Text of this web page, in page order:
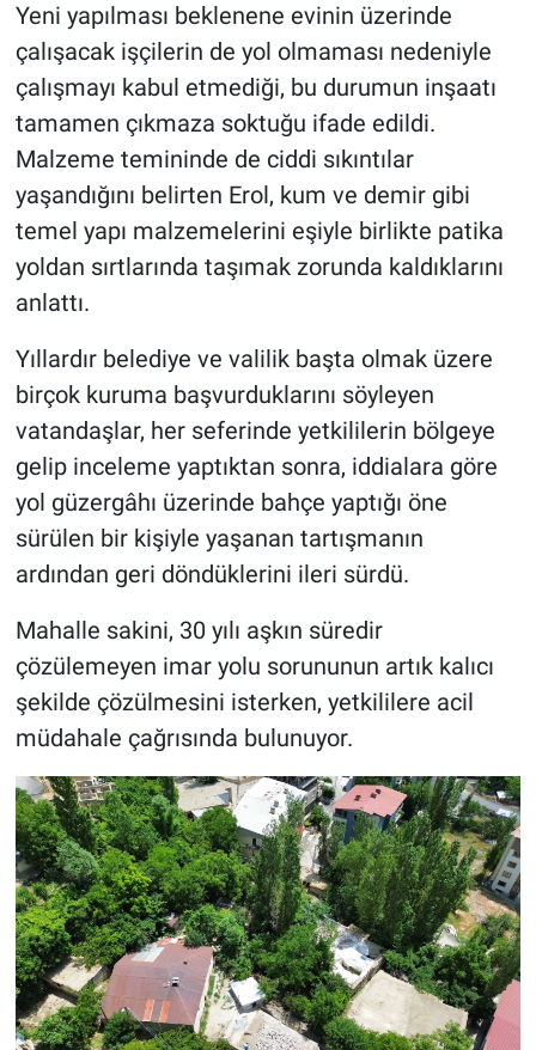
Yeni yapılması beklenene evinin üzerinde
çalışacak işçilerin de yol olmaması nedeniyle
çalışmayı kabul etmediği, bu durumun inşaatı
tamamen çıkmaza soktuğu ifade edildi.
Malzeme temininde de ciddi sıkıntılar
yaşandığını belirten Erol, kum ve demir gibi
temel yapı malzemelerini eşiyle birlikte patika
yoldan sırtlarında taşımak zorunda kaldıklarını
anlattı.
Yıllardır belediye ve valilik başta olmak üzere
birçok kuruma başvurduklarını söyleyen
vatandaşlar, her seferinde yetkililerin bölgeye
gelip inceleme yaptıktan sonra, iddialara göre
yol güzergâhı üzerinde bahçe yaptığı öne
sürülen bir kişiyle yaşanan tartışmanın
ardından geri döndüklerini ileri sürdü.
Mahalle sakini, 30 yılı aşkın süredir
çözülemeyen imar yolu sorununun artık kalıcı
şekilde çözülmesini isterken, yetkililere acil
müdahale çağrısında bulunuyor.